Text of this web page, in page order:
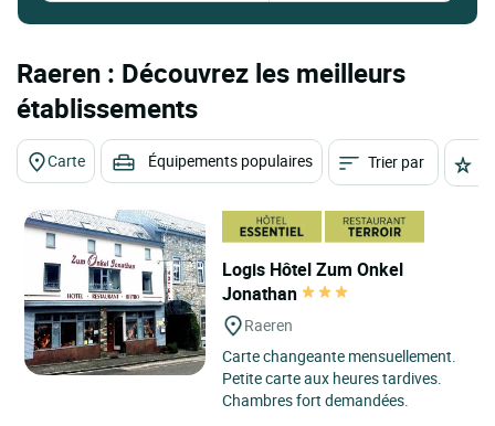
Raeren : Découvrez les meilleurs
établissements
Carte Équipements populaires Trier par
Logis Hôtel Zum Onkel
Jonathan
Raeren
Carte changeante mensuellement.
Petite carte aux heures tardives.
Chambres fort demandées.